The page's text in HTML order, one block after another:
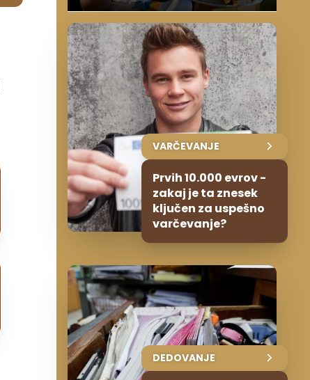
VARČEVANJE
Prvih 10.000 evrov -
zakaj je ta znesek
ključen za uspešno
varčevanje?
DEDOVANJE